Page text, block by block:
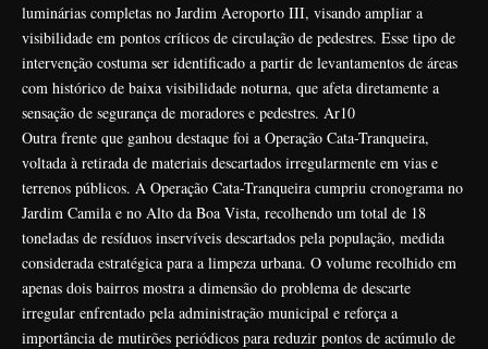
luminárias completas no Jardim Aeroporto III, visando ampliar a
visibilidade em pontos críticos de circulação de pedestres. Esse tipo de
intervenção costuma ser identificado a partir de levantamentos de áreas
com histórico de baixa visibilidade noturna, que afeta diretamente a
sensação de segurança de moradores e pedestres. Ar10
Outra frente que ganhou destaque foi a Operação Cata-Tranqueira,
voltada à retirada de materiais descartados irregularmente em vias e
terrenos públicos. A Operação Cata-Tranqueira cumpriu cronograma no
Jardim Camila e no Alto da Boa Vista, recolhendo um total de 18
toneladas de resíduos inservíveis descartados pela população, medida
considerada estratégica para a limpeza urbana. O volume recolhido em
apenas dois bairros mostra a dimensão do problema de descarte
irregular enfrentado pela administração municipal e reforça a
importância de mutirões periódicos para reduzir pontos de acúmulo de